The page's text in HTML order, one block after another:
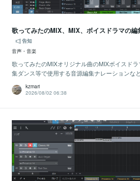
歌ってみたのMIX、MIX、ボイスドラマの編
告知
音声・音楽
歌ってみたのMIXオリジナル曲のMIXボイスド
集ダンス等で使用する音源編集ナレーションな
kzmari
2026/08/02 06:38